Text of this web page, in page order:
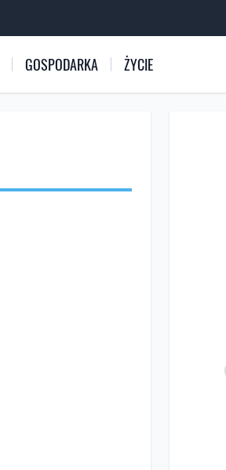
GOSPODARKA ŻYCIE